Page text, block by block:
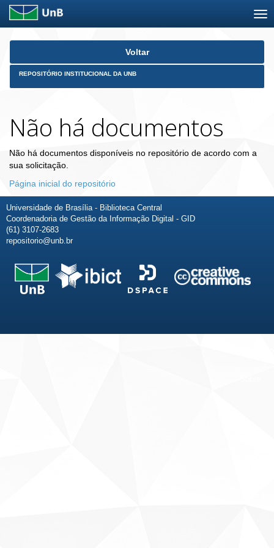
Skip
Voltar
REPOSITÓRIO INSTITUCIONAL DA UNB
Não há documentos
Não há documentos disponíveis no repositório de acordo com a
sua solicitação.
Página inicial do repositório
Universidade de Brasília - Biblioteca Central
Coordenadoria de Gestão da Informação Digital - GID
(61) 3107-2683
repositorio@unb.br